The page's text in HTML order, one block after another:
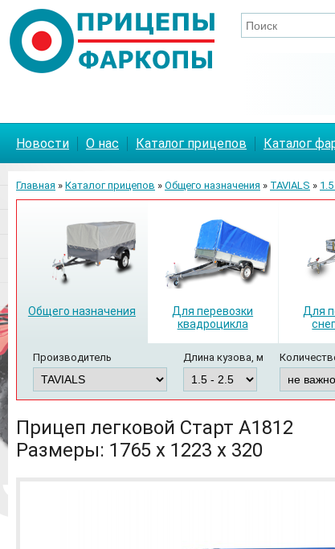
Новости О нас Каталог прицепов Каталог
Главная » Каталог прицепов » Общего назначения » TAVIALS »
Общего назначения
Для перевозки
квадроцикла
Для
Производитель Длина кузова, м
Прицеп легковой Старт А1812
Размеры: 1765 х 1223 х 320